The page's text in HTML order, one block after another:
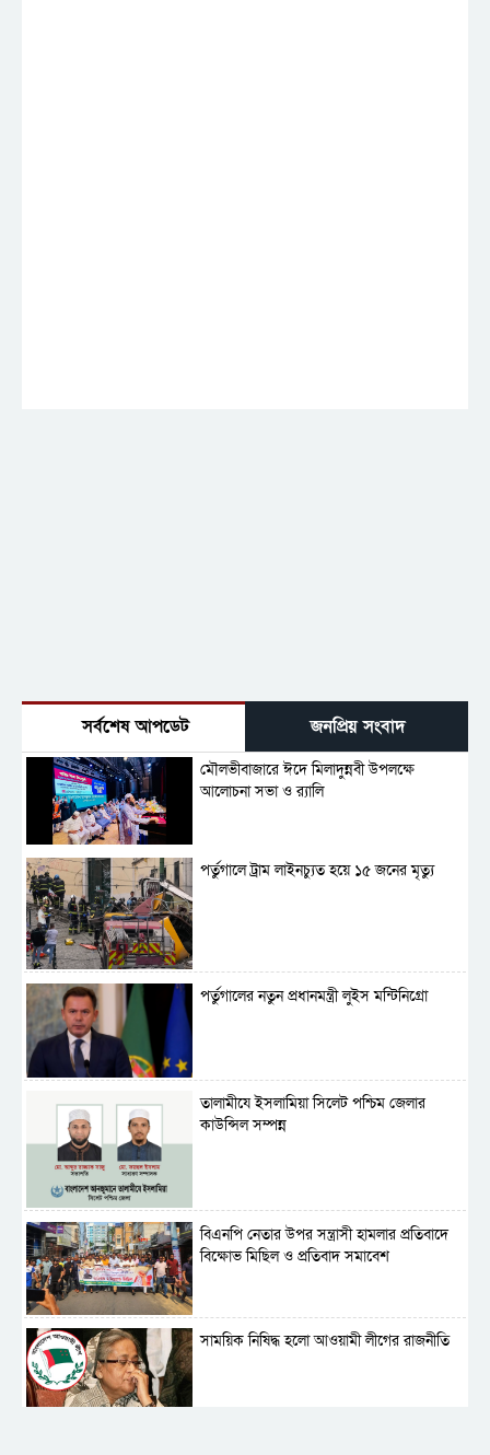
সর্বশেষ আপডেট জনপ্রিয় সংবাদ
মৌলভীবাজারে ঈদে মিলাদুন্নবী উপলক্ষে
আলোচনা সভা ও র‍্যালি
পর্তুগালে ট্রাম লাইনচ্যুত হয়ে ১৫ জনের মৃত্যু
পর্তুগালের নতুন প্রধানমন্ত্রী লুইস মন্টিনিগ্রো
‎তালামীযে ইসলামিয়া সিলেট পশ্চিম জেলার
কাউন্সিল সম্পন্ন
বিএনপি নেতার উপর সন্ত্রাসী হামলার প্রতিবাদে
বিক্ষোভ মিছিল ও প্রতিবাদ সমাবেশ
সাময়িক নিষিদ্ধ হলো আওয়ামী লীগের রাজনীতি